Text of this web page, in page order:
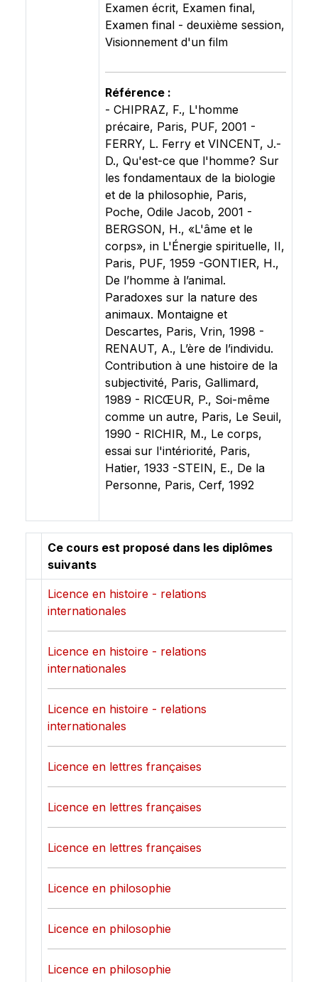
Examen écrit, Examen final,
Examen final - deuxième session,
Visionnement d'un film
Référence :
- CHIPRAZ, F., L'homme
précaire, Paris, PUF, 2001 -
FERRY, L. Ferry et VINCENT, J.-
D., Qu'est-ce que l'homme? Sur
les fondamentaux de la biologie
et de la philosophie, Paris,
Poche, Odile Jacob, 2001 -
BERGSON, H., «L'âme et le
corps», in L'Énergie spirituelle, II,
Paris, PUF, 1959 -GONTIER, H.,
De l’homme à l’animal.
Paradoxes sur la nature des
animaux. Montaigne et
Descartes, Paris, Vrin, 1998 -
RENAUT, A., L’ère de l’individu.
Contribution à une histoire de la
subjectivité, Paris, Gallimard,
1989 - RICŒUR, P., Soi-même
comme un autre, Paris, Le Seuil,
1990 - RICHIR, M., Le corps,
essai sur l'intériorité, Paris,
Hatier, 1933 -STEIN, E., De la
Personne, Paris, Cerf, 1992
Ce cours est proposé dans les diplômes
suivants
Licence en histoire - relations
internationales
Licence en histoire - relations
internationales
Licence en histoire - relations
internationales
Licence en lettres françaises
Licence en lettres françaises
Licence en lettres françaises
Licence en philosophie
Licence en philosophie
Licence en philosophie